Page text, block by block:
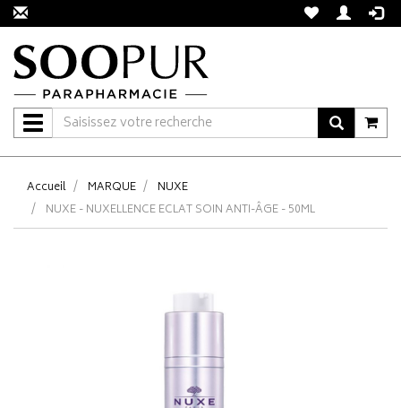
Navigation
Accueil MARQUE
NUXE
NUXE - NUXELLENCE ECLAT SOIN ANTI-ÂGE - 50ML